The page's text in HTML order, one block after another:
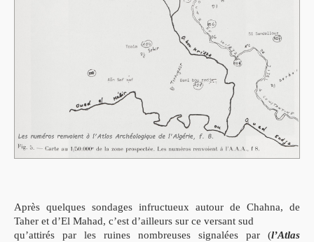
Après quelques sondages infructueux autour de Chahna, de
Taher et d’El Mahad, c’est d’ailleurs sur ce versant sud
qu’attirés par les ruines nombreuses signalées par (l’Atlas